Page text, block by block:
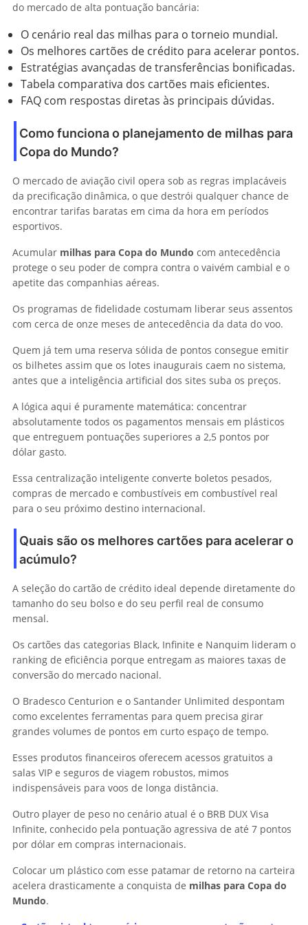
do mercado de alta pontuação bancária:
O cenário real das milhas para o torneio mundial.
Os melhores cartões de crédito para acelerar pontos.
Estratégias avançadas de transferências bonificadas.
Tabela comparativa dos cartões mais eficientes.
FAQ com respostas diretas às principais dúvidas.
Como funciona o planejamento de milhas para
Copa do Mundo?
O mercado de aviação civil opera sob as regras implacáveis
da precificação dinâmica, o que destrói qualquer chance de
encontrar tarifas baratas em cima da hora em períodos
esportivos.
Acumular milhas para Copa do Mundo com antecedência
protege o seu poder de compra contra o vaivém cambial e o
apetite das companhias aéreas.
Os programas de fidelidade costumam liberar seus assentos
com cerca de onze meses de antecedência da data do voo.
Quem já tem uma reserva sólida de pontos consegue emitir
os bilhetes assim que os lotes inaugurais caem no sistema,
antes que a inteligência artificial dos sites suba os preços.
A lógica aqui é puramente matemática: concentrar
absolutamente todos os pagamentos mensais em plásticos
que entreguem pontuações superiores a 2,5 pontos por
dólar gasto.
Essa centralização inteligente converte boletos pesados,
compras de mercado e combustíveis em combustível real
para o seu próximo destino internacional.
Quais são os melhores cartões para acelerar o
acúmulo?
A seleção do cartão de crédito ideal depende diretamente do
tamanho do seu bolso e do seu perfil real de consumo
mensal.
Os cartões das categorias Black, Infinite e Nanquim lideram o
ranking de eficiência porque entregam as maiores taxas de
conversão do mercado nacional.
O Bradesco Centurion e o Santander Unlimited despontam
como excelentes ferramentas para quem precisa girar
grandes volumes de pontos em curto espaço de tempo.
Esses produtos financeiros oferecem acessos gratuitos a
salas VIP e seguros de viagem robustos, mimos
indispensáveis para voos de longa distância.
Outro player de peso no cenário atual é o BRB DUX Visa
Infinite, conhecido pela pontuação agressiva de até 7 pontos
por dólar em compras internacionais.
Colocar um plástico com esse patamar de retorno na carteira
acelera drasticamente a conquista de milhas para Copa do
Mundo.